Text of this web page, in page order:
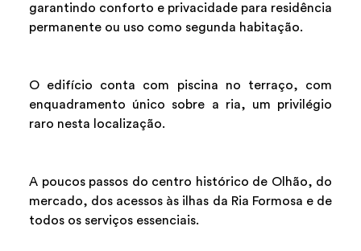
garantindo conforto e privacidade para residência
permanente ou uso como segunda habitação.
O edifício conta com piscina no terraço, com
enquadramento único sobre a ria, um privilégio
raro nesta localização.
A poucos passos do centro histórico de Olhão, do
mercado, dos acessos às ilhas da Ria Formosa e de
todos os serviços essenciais.